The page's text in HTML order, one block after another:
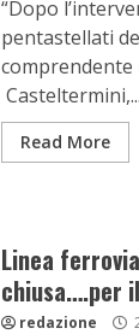
“Dopo
pentastellati
comprendente
Casteltermini,...
Read More
Linea
chiusa….per
redazione